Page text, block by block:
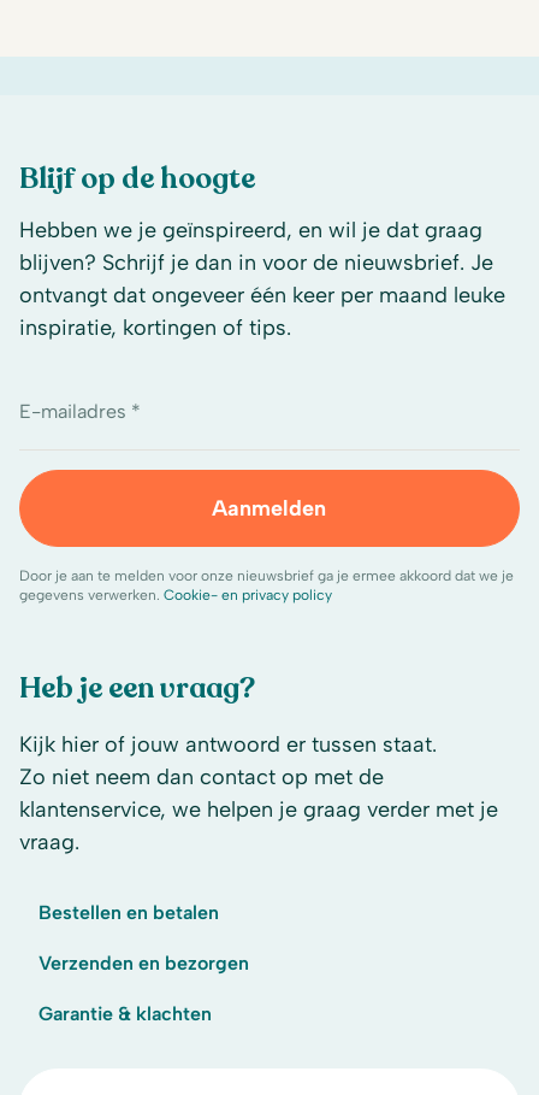
Heb je een vraag?
Kijk hier of jouw antwoord er tussen staat.
Zo niet neem dan contact op met de
klantenservice, we helpen je graag verder met je
vraag.
Bestellen en betalen
Verzenden en bezorgen
Garantie & klachten
Blijf op de hoogte
Hebben we je geïnspireerd, en wil je dat graag
blijven? Schrijf je dan in voor de nieuwsbrief. Je
ontvangt dat ongeveer één keer per maand leuke
inspiratie, kortingen of tips.
E-mailadres *
Aanmelden
Door je aan te melden voor onze nieuwsbrief ga je ermee akkoord dat we je
gegevens verwerken. Cookie- en privacy policy